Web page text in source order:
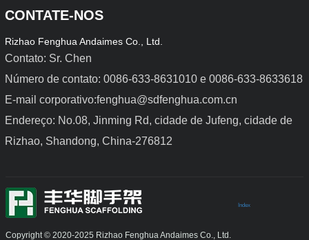
CONTATE-NOS
Rizhao Fenghua Andaimes Co., Ltd.
Contato: Sr. Chen
Número de contato: 0086-633-8631010 e 0086-633-8633618
E-mail corporativo:fenghua@sdfenghua.com.cn
Endereço: No.08, Jinming Rd, cidade de Jufeng, cidade de
Rizhao, Shandong, China-276812
Copyright © 2020-2025 Rizhao Fenghua Andaimes Co., Ltd.
Index